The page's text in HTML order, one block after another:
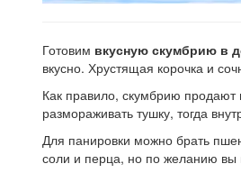
Готовим вкусную скумбрию в
вкусно. Хрустящая корочка и
Как правило, скумбрию
размораживать тушку, тогда
Для панировки можно брать
соли и перца, но по желанию